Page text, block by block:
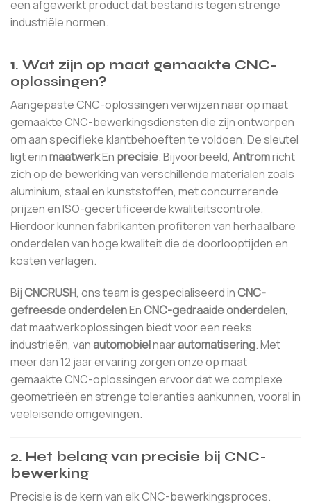
een afgewerkt product dat bestand is tegen strenge
industriële normen.
1. Wat zijn op maat gemaakte CNC-
oplossingen?
Aangepaste CNC-oplossingen verwijzen naar op maat
gemaakte CNC-bewerkingsdiensten die zijn ontworpen
om aan specifieke klantbehoeften te voldoen. De sleutel
ligt erinmaatwerkEn precisie. Bijvoorbeeld, Antromricht
zich op de bewerking van verschillende materialen zoals
aluminium, staal en kunststoffen, met concurrerende
prijzen en ISO-gecertificeerde kwaliteitscontrole.
Hierdoor kunnen fabrikanten profiteren van herhaalbare
onderdelen van hoge kwaliteit die de doorlooptijden en
kosten verlagen.
BijCNCRUSH, ons team is gespecialiseerd inCNC-
gefreesde onderdelenEnCNC-gedraaide onderdelen,
dat maatwerkoplossingen biedt voor een reeks
industrieën, van automobielnaarautomatisering. Met
meer dan 12 jaar ervaring zorgen onze op maat
gemaakte CNC-oplossingen ervoor dat we complexe
geometrieën en strenge toleranties aankunnen, vooral in
veeleisende omgevingen.
2. Het belang van precisie bij CNC-
bewerking
Precisie is de kern van elk CNC-bewerkingsproces.